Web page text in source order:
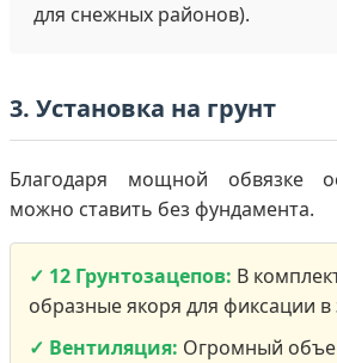
для снежных районов).
3. Установка на грунт
Благодаря мощной обвязке
можно ставить без фундамента.
✓ 12 Грунтозацепов: В
образные якоря для фиксации в
✓ Вентиляция: Огромный